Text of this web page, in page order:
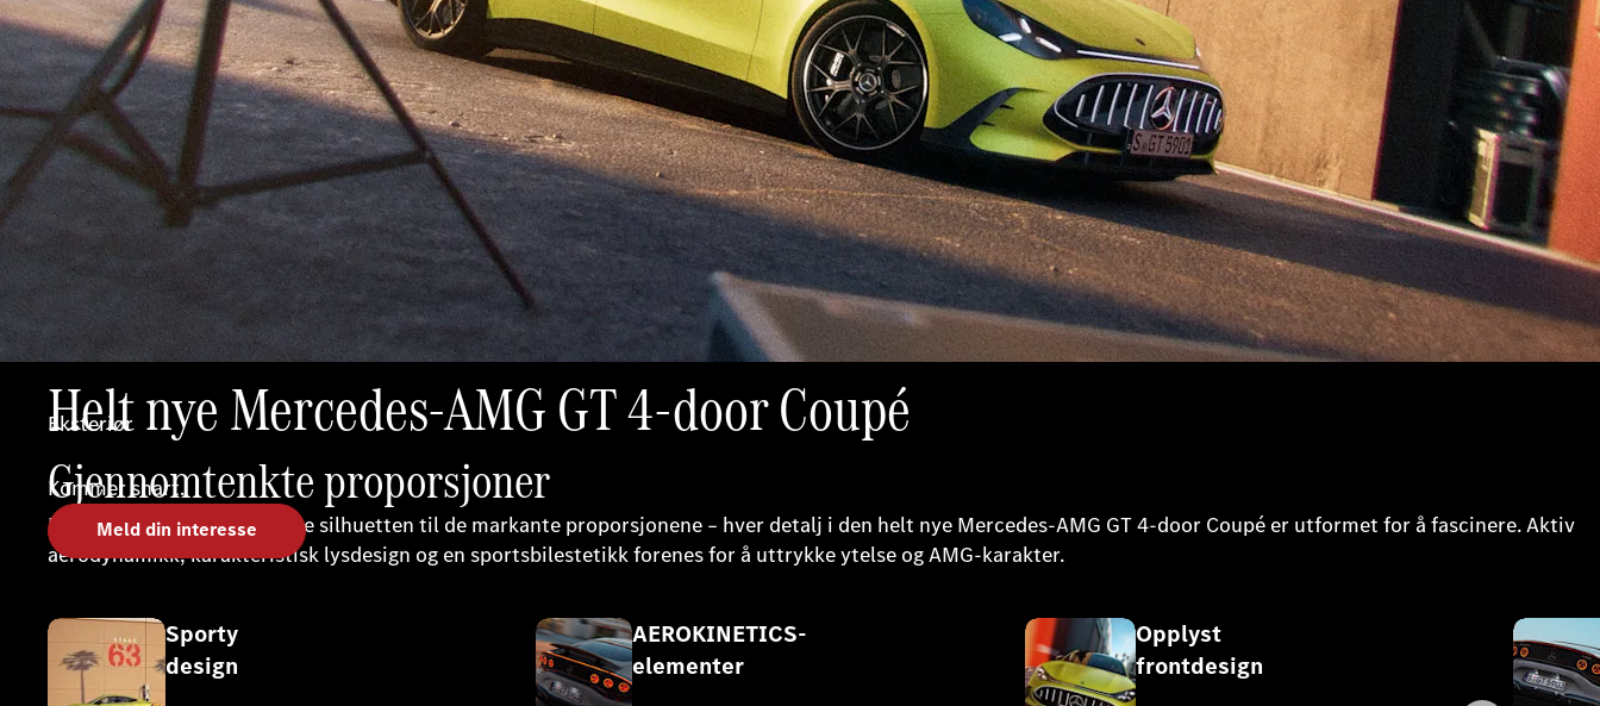
Helt nye Mercedes-AMG GT 4-door Coupé
Kommer snart.
Meld din interesse
Eksteriør
Gjennomtenkte proporsjoner
Fra den elegante og atletiske silhuetten til de markante proporsjonene – hver detalj i den helt nye Mercedes-AMG GT 4-door Coupé er utformet for å fascinere. Aktiv
aerodynamikk, karakteristisk lysdesign og en sportsbilestetikk forenes for å uttrykke ytelse og AMG-karakter.
Sporty
design
AEROKINETICS-
elementer
Opplyst
frontdesign